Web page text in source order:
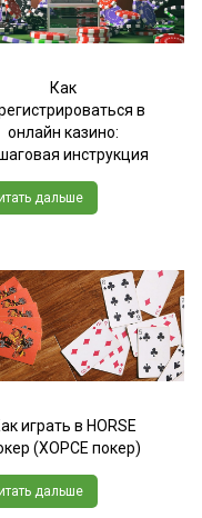
Как
в
онлайн казино:
инструкция
дальше
играть в HORSE
(ХОРСЕ покер)
дальше